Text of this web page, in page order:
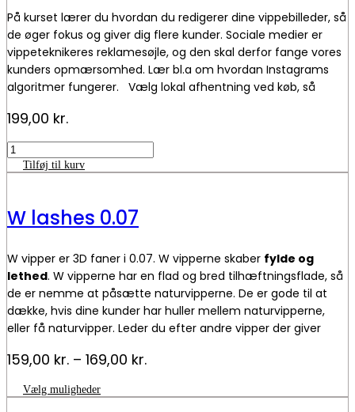
vælges
på
varesiden
På kurset lærer du hvordan du redigerer dine vippebilleder, så
de øger fokus og giver dig flere kunder. Sociale medier er
vippeteknikeres reklamesøjle, og den skal derfor fange vores
kunders opmærsomhed. Lær bl.a om hvordan Instagrams
algoritmer fungerer. Vælg lokal afhentning ved køb, så
199,00 kr.
SoMe
og
redigering
Tilføj til kurv
W lashes 0.07
W vipper er 3D faner i 0.07. W vipperne skaber fylde og
lethed. W vipperne har en flad og bred tilhæftningsflade, så
de er nemme at påsætte naturvipperne. De er gode til at
dække, hvis dine kunder har huller mellem naturvipperne,
eller få naturvipper. Leder du efter andre vipper der giver
159,00 kr. – 169,00 kr.Prisinterval:
til
Vælg muligheder
vare